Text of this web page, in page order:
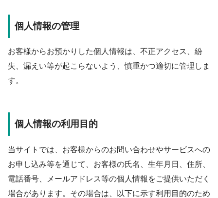
個人情報の管理
お客様からお預かりした個人情報は、不正アクセス、紛
失、漏えい等が起こらないよう、慎重かつ適切に管理しま
す。
個人情報の利用目的
当サイトでは、お客様からのお問い合わせやサービスへの
お申し込み等を通じて、お客様の氏名、生年月日、住所、
電話番号、メールアドレス等の個人情報をご提供いただく
場合があります。その場合は、以下に示す利用目的のため